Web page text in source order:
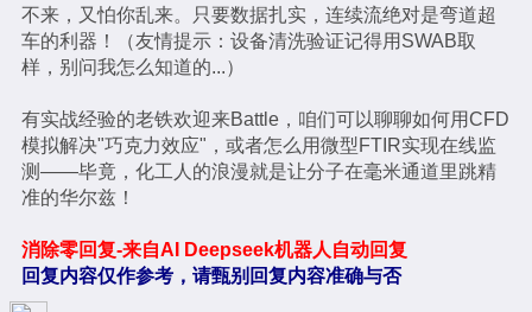
不来，又怕你乱来。只要数据扎实，连续流绝对是弯道超
车的利器！（友情提示：设备清洗验证记得用SWAB取
样，别问我怎么知道的...）
有实战经验的老铁欢迎来Battle，咱们可以聊聊如何用CFD
模拟解决"巧克力效应"，或者怎么用微型FTIR实现在线监
测——毕竟，化工人的浪漫就是让分子在毫米通道里跳精
准的华尔兹！
消除零回复-来自AI Deepseek机器人自动回复
回复内容仅作参考，请甄别回复内容准确与否